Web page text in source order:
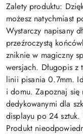
Zalety produktu:
możesz natychmiast
Wystarczy napisany
przeźroczystą
zniknie w magiczny
wersjach. Długopis z
linii pisania 0.7mm.
i domu. Zapoznaj się
dedykowanymi dla
displayu po 24 sztuk.
Produkt